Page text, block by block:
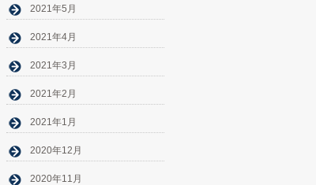
2021年5月
2021年4月
2021年3月
2021年2月
2021年1月
2020年12月
2020年11月